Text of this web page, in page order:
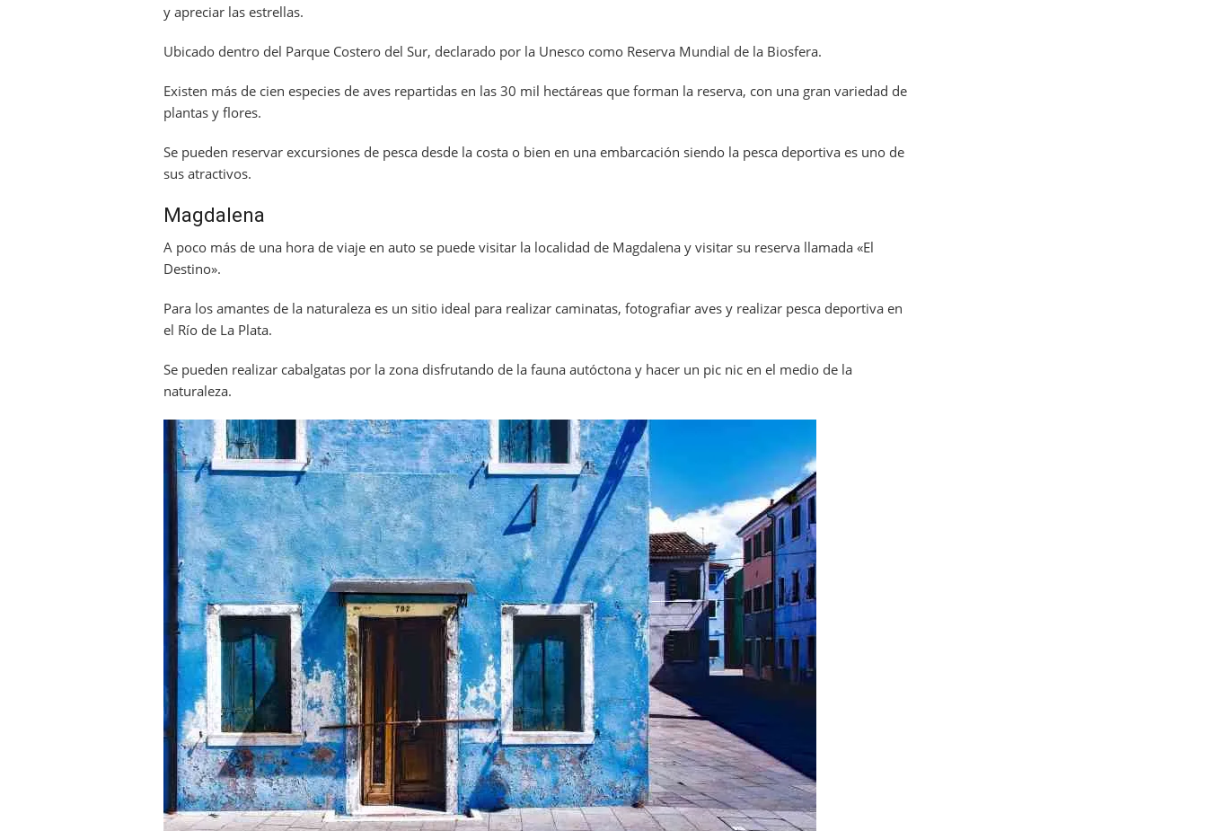
y apreciar las estrellas.
Ubicado dentro del Parque Costero del Sur, declarado por la Unesco como Reserva Mundial de la Biosfera.
Existen más de cien especies de aves repartidas en las 30 mil hectáreas que forman la reserva, con una gran variedad de
plantas y flores.
Se pueden reservar excursiones de pesca desde la costa o bien en una embarcación siendo la pesca deportiva es uno de
sus atractivos.
Magdalena
A poco más de una hora de viaje en auto se puede visitar la localidad de Magdalena y visitar su reserva llamada «El
Destino».
Para los amantes de la naturaleza es un sitio ideal para realizar caminatas, fotografiar aves y realizar pesca deportiva en
el Río de La Plata.
Se pueden realizar cabalgatas por la zona disfrutando de la fauna autóctona y hacer un pic nic en el medio de la
naturaleza.